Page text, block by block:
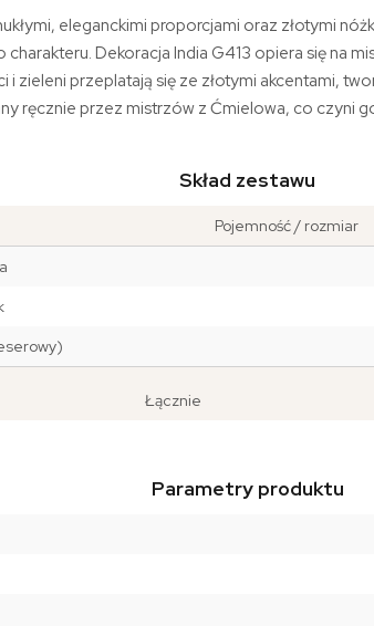
eleganckimi proporcjami oraz złotymi
Dekoracja India G413 opiera się na
i zieleni przeplatają się ze złotymi akcentami,
ręcznie przez mistrzów z Ćmielowa, co czyni
Skład zestawu
Pojemność / rozmiar
Łącznie
Parametry produktu